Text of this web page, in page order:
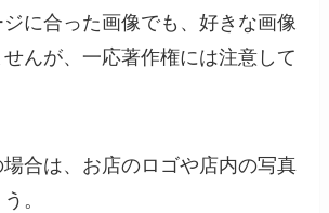
に合った画像でも、好きな画像
んが、一応著作権には注意して
合は、お店のロゴや店内の写真
。